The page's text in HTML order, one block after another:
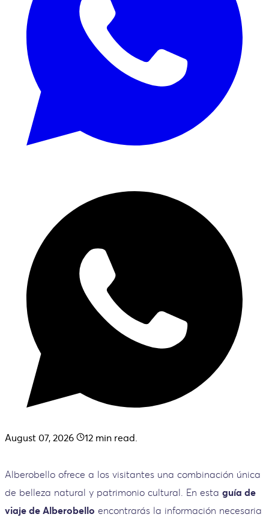
August 07, 2026 12 min read.
Alberobello ofrece a los visitantes una combinación única
de belleza natural y patrimonio cultural. En esta guía de
viaje de Alberobello encontrarás la información necesaria